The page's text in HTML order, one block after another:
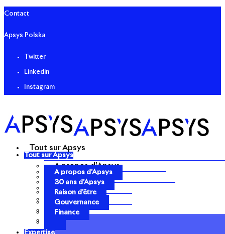
Contact
Apsys Polska
Twitter
Linkedin
Instagram
Tout sur Apsys
A propos d’Apsys
30 ans d’Apsys
Raison d’être
Gouvernance
Finance
Tout sur Apsys
A propos d’Apsys
30 ans d’Apsys
Raison d’être
Gouvernance
Finance
Expertise